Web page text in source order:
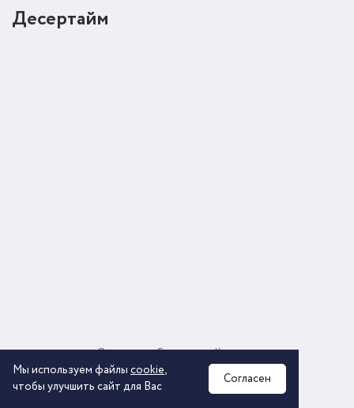
Десертайм
2026 © ООО «КОМОС ГРУПП» «Торговая компания»
О компании Соглашение
Политика обработки персональных данных
Контакты
Мы используем файлы cookie,
чтобы улучшить сайт для Вас
Согласен